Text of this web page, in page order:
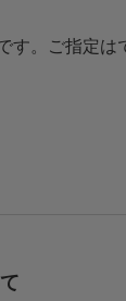
す。ご指定は